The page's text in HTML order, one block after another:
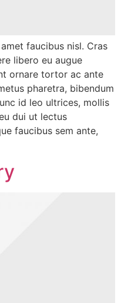
faucibus nisl. Cras
libero eu augue
ornare tortor ac ante
pharetra, bibendum
id leo ultrices, mollis
dui ut lectus
faucibus sem ante,